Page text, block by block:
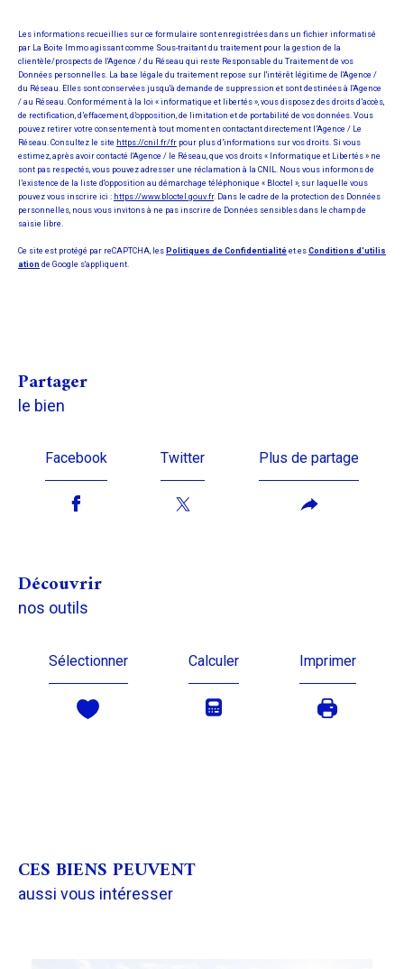
Les informations recueillies sur ce formulaire sont enregistrées dans un fichier informatisé
par La Boite Immo agissant comme Sous-traitant du traitement pour la gestion de la
clientèle/prospects de l'Agence / du Réseau qui reste Responsable du Traitement de vos
Données personnelles. La base légale du traitement repose sur l'intérêt légitime de l'Agence /
du Réseau. Elles sont conservées jusqu'à demande de suppression et sont destinées à l'Agence
/ au Réseau. Conformément à la loi « informatique et libertés », vous disposez des droits d’accès,
de rectification, d’effacement, d’opposition, de limitation et de portabilité de vos données. Vous
pouvez retirer votre consentement à tout moment en contactant directement l’Agence / Le
Réseau. Consultez le site https://cnil.fr/fr pour plus d’informations sur vos droits. Si vous
estimez, après avoir contacté l'Agence / le Réseau, que vos droits « Informatique et Libertés » ne
sont pas respectés, vous pouvez adresser une réclamation à la CNIL. Nous vous informons de
l’existence de la liste d'opposition au démarchage téléphonique « Bloctel », sur laquelle vous
pouvez vous inscrire ici : https://www.bloctel.gouv.fr. Dans le cadre de la protection des Données
personnelles, nous vous invitons à ne pas inscrire de Données sensibles dans le champ de
saisie libre.
Ce site est protégé par reCAPTCHA, les Politiques de Confidentialité et es Conditions d'utilis
ation de Google s'appliquent.
partager
le bien
Facebook Twitter Plus de partage
découvrir
nos outils
Sélectionner Calculer Imprimer
CES BIENS PEUVENT
aussi vous intéresser